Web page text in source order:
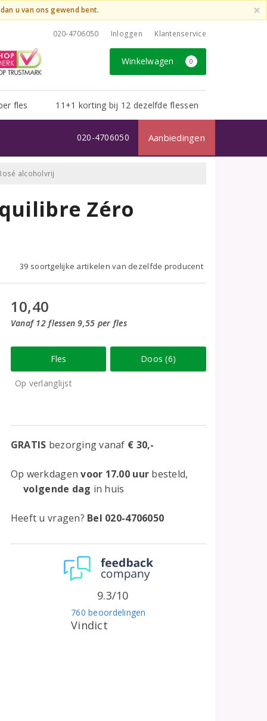
u van ons gewend bent. ×
020-4706050 Inloggen Klantenservice
Winkelwagen 0
fles 11+1 korting bij 12 dezelfde flessen
Aanbiedingen
020-4706050
alcoholvrij
Zéro
39 soortgelijke artikelen van dezelfde producent
10,40
Vanaf 12 flessen 9,55 per fles
Fles Doos (6)
Op verlanglijst
GRATIS bezorging vanaf € 30,-
Op werkdagenvoor 17.00 uur besteld,
volgende dag in huis
Heeft u vragen? Bel 020-4706050
Vindict
760 beoordelingen
9.3/10